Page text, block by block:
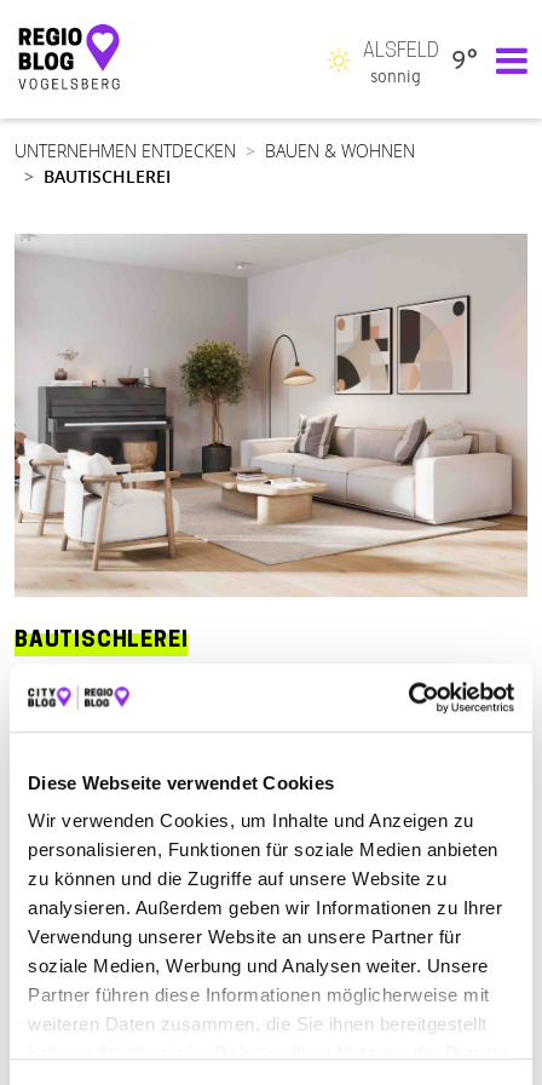
Diese Webseite verwendet Cookies
Wir verwenden Cookies, um Inhalte und Anzeigen zu
personalisieren, Funktionen für soziale Medien anbieten
zu können und die Zugriffe auf unsere Website zu
analysieren. Außerdem geben wir Informationen zu Ihrer
Verwendung unserer Website an unsere Partner für
soziale Medien, Werbung und Analysen weiter. Unsere
Partner führen diese Informationen möglicherweise mit
weiteren Daten zusammen, die Sie ihnen bereitgestellt
Hauptnavigation
ALSFELD
sonnig
9°
UNTERNEHMEN ENTDECKEN
BAUEN & WOHNEN
BAUTISCHLEREI
BAUTISCHLEREI
Jetzt geöffnet
Finden
ALLE GREBENHAIN HERBSTEIN
OESTREICH MATTHIAS BAU- UND